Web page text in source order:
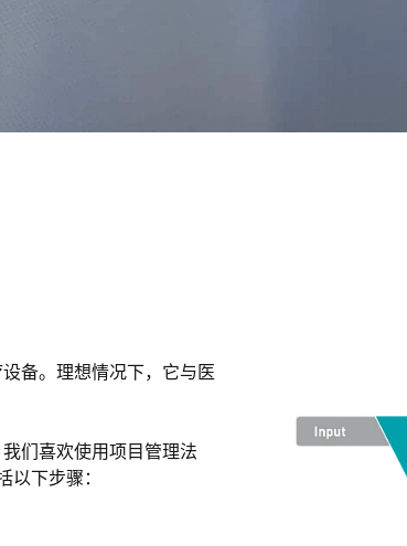
备。理想情况下，它与医
们喜欢使用项目管理法
以下步骤：